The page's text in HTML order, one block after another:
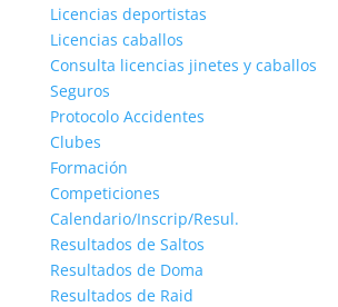
Licencias deportistas
Licencias caballos
Consulta licencias jinetes y caballos
Seguros
Protocolo Accidentes
Clubes
Formación
Competiciones
Calendario/Inscrip/Resul.
Resultados de Saltos
Resultados de Doma
Resultados de Raid